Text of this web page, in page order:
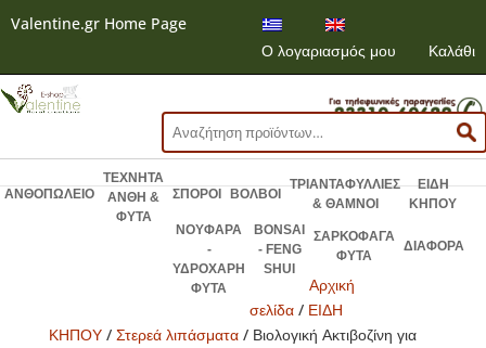
Valentine.gr Home Page
Ο λογαριασμός μου
Καλάθι
Αναζήτηση
για:
ΑΝΘΟΠΩΛΕΙΟ
ΤΕΧΝΗΤΑ
ΑΝΘΗ &
ΦΥΤΑ
ΣΠΟΡΟΙ ΒΟΛΒΟΙ
ΤΡΙΑΝΤΑΦΥΛΛΙΕΣ
& ΘΑΜΝΟΙ
ΕΙΔΗ
ΚΗΠΟΥ
ΝΟΥΦΑΡΑ
-
ΥΔΡΟΧΑΡΗ
ΦΥΤΑ
BONSAI
- FENG
SHUI
ΣΑΡΚΟΦΑΓΑ
ΦΥΤΑ
ΔΙΑΦΟΡΑ
Αρχική
σελίδα / ΕΙΔΗ
ΚΗΠΟΥ/ Στερεά λιπάσματα/ Βιολογική Ακτιβοζίνη για